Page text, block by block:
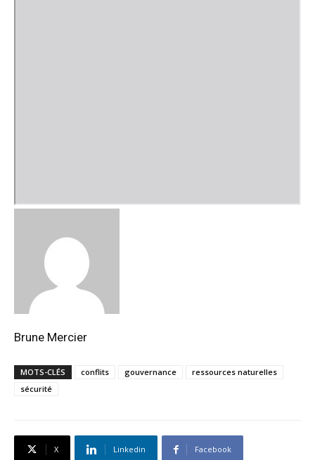
Brune Mercier
MOTS-CLÉS conflits gouvernance
ressources naturelles
sécurité
X Linkedin Facebook